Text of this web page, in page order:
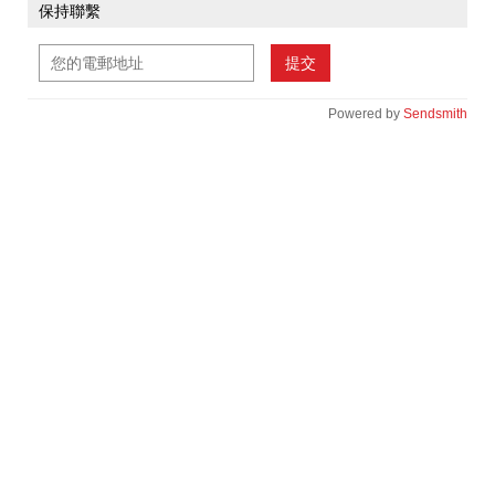
保持聯繫
提交
Powered by Sendsmith